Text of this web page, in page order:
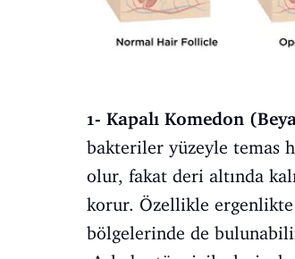
1- Kapalı Komedon
bakteriler yüzeyle temas
olur, fakat deri altında
korur. Özellikle ergenlikte
bölgelerinde de